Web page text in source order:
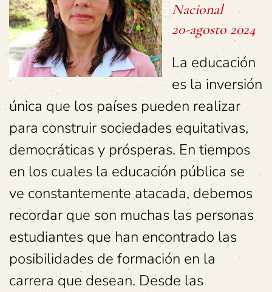
Nacional
20-agosto 2024
La educación
es la inversión
única que los países pueden realizar
para construir sociedades equitativas,
democráticas y prósperas. En tiempos
en los cuales la educación pública se
ve constantemente atacada, debemos
recordar que son muchas las personas
estudiantes que han encontrado las
posibilidades de formación en la
carrera que desean. Desde las